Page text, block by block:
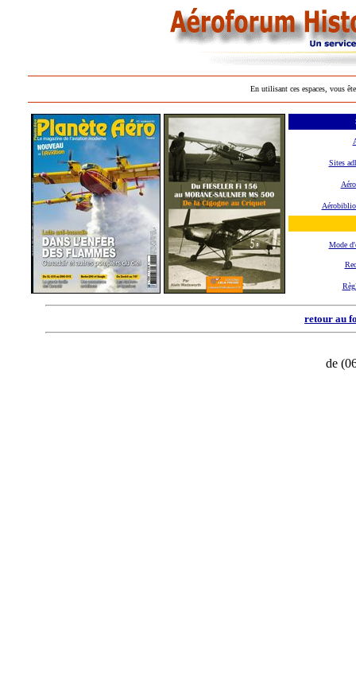
En utilisant ces espaces, vous
Sites
Mode
retour au
de